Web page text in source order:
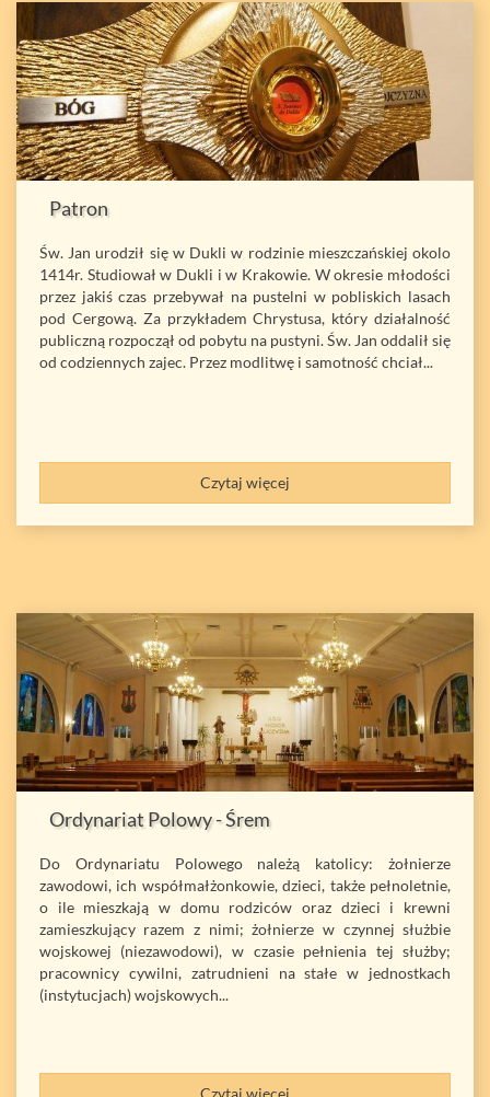
Patron
Św. Jan urodził się w Dukli w rodzinie mieszczańskiej okolo
1414r. Studiował w Dukli i w Krakowie. W okresie młodości
przez jakiś czas przebywał na pustelni w pobliskich lasach
pod Cergową. Za przykładem Chrystusa, który działalność
publiczną rozpoczął od pobytu na pustyni. Św. Jan oddalił się
od codziennych zajec. Przez modlitwę i samotność chciał...
Czytaj więcej
Ordynariat Polowy - Śrem
Do Ordynariatu Polowego należą katolicy: żołnierze
zawodowi, ich współmałżonkowie, dzieci, także pełnoletnie,
o ile mieszkają w domu rodziców oraz dzieci i krewni
zamieszkujący razem z nimi; żołnierze w czynnej służbie
wojskowej (niezawodowi), w czasie pełnienia tej służby;
pracownicy cywilni, zatrudnieni na stałe w jednostkach
(instytucjach) wojskowych...